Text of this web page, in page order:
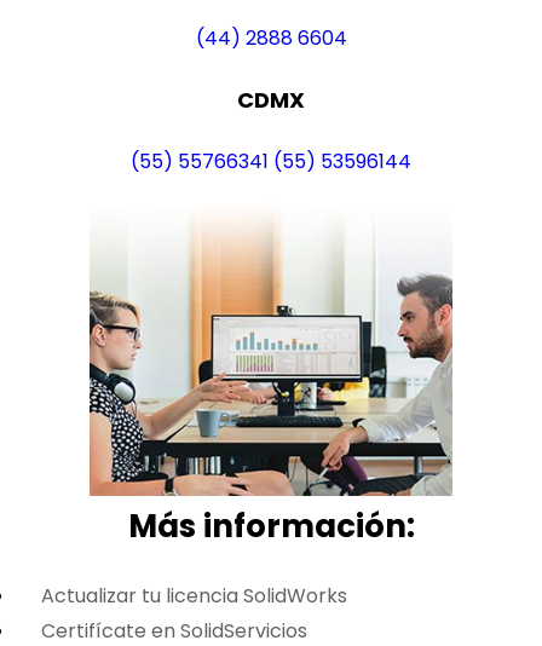
(44) 2888 6604
CDMX
(55) 55766341 (55) 53596144
Más información:
Actualizar tu licencia SolidWorks
Certifícate en SolidServicios